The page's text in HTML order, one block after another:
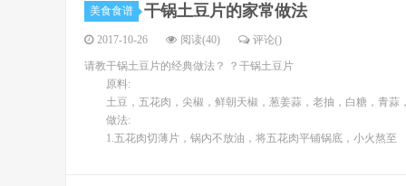
美食食谱 干锅土豆片的家常做法
2017-10-26 阅读(40) 评论()
请教干锅土豆片的经典做法？ ？干锅土豆片
原料:
土豆，五花肉，尖椒，鲜朝天椒，葱姜蒜，老抽，白糖，青蒜
做法:
1.五花肉切薄片，锅内不放油，将五花肉平铺锅底，小火熬至